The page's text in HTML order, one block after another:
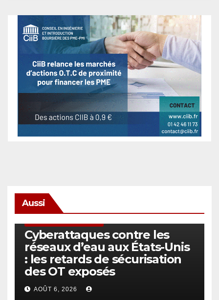
Aussi
Cyberattaques contre les
réseaux d’eau aux États-Unis
: les retards de sécurisation
des OT exposés
AOÛT 6, 2026